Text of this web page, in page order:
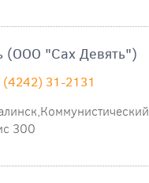
(ООО "Сах Девять")
31-2131
300